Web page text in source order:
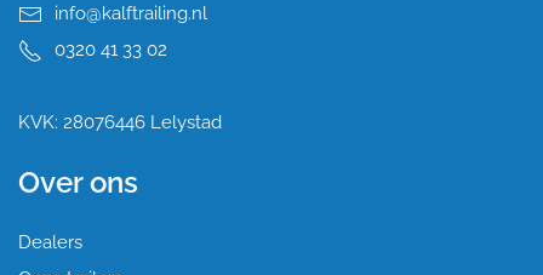
info@kalftrailing.nl
0320 41 33 02
KVK: 28076446 Lelystad
Over ons
Dealers